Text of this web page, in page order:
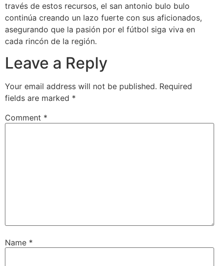
través de estos recursos, el san antonio bulo bulo
continúa creando un lazo fuerte con sus aficionados,
asegurando que la pasión por el fútbol siga viva en
cada rincón de la región.
Leave a Reply
Your email address will not be published. Required
fields are marked *
Comment *
Name *